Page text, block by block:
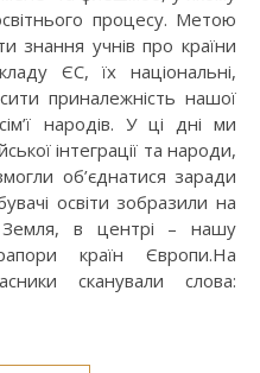
процесу. Метою
знання учнів про країни
ЄС, їх національні,
приналежність нашої
народів. У ці дні ми
інтеграції та народи,
об’єднатися заради
освіти зобразили на
Земля, в центрі – нашу
країн Європи.На
сканували слова: